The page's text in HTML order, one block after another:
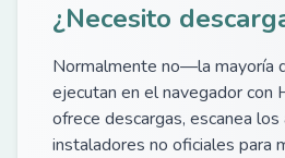
¿Necesito
Normalmente no—la mayoría
ejecutan en el navegador con
ofrece descargas, escanea
instaladores no oficiales para